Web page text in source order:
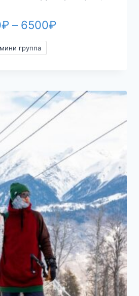
₽ – 6500₽Диапазон
6500₽
мини группа